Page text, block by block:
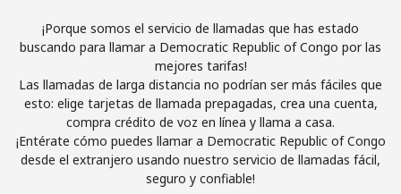
¡Hola!
Inicia sesión oREGÍSTRATE →
¡Porque somos el servicio de llamadas que has estado
buscando para llamar a Democratic Republic of Congo por las
mejores tarifas!
Las llamadas de larga distancia no podrían ser más fáciles que
esto: elige tarjetas de llamada prepagadas, crea una cuenta,
compra crédito de voz en línea y llama a casa.
¡Entérate cómo puedes llamar a Democratic Republic of Congo
desde el extranjero usando nuestro servicio de llamadas fácil,
seguro y confiable!